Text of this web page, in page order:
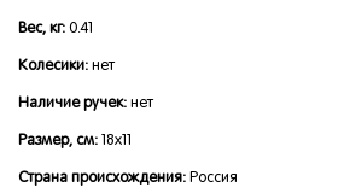
Вес, кг: 0.41
Колесики: нет
Наличие ручек: нет
Размер, см: 18x11
Страна происхождения: Россия